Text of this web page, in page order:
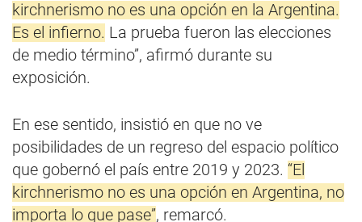
kirchnerismo no es una opción en la Argentina.
Es el infierno. La prueba fueron las elecciones
de medio término”, afirmó durante su
exposición.
En ese sentido, insistió en que no ve
posibilidades de un regreso del espacio político
que gobernó el país entre 2019 y 2023. “El
kirchnerismo no es una opción en Argentina, no
importa lo que pase”, remarcó.